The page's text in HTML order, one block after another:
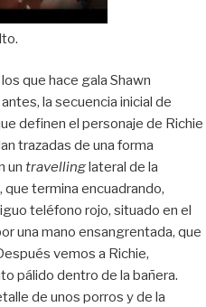
que hace gala Shawn
la secuencia inicial de
definen el personaje de Richie
trazadas de una forma
un travelling lateral de la
que termina encuadrando,
teléfono rojo, situado en el
una mano ensangrentada, que
vemos a Richie,
pálido dentro de la bañera.
de unos porros y de la